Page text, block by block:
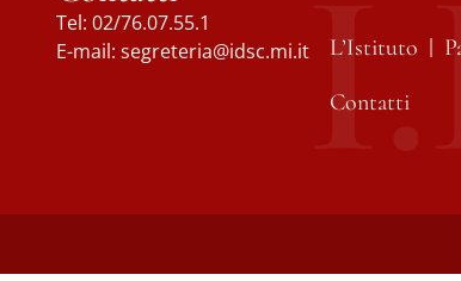
Tel: 02/76.07.55.1
E-mail: segreteria@idsc.mi.it L’Istituto
Contatti